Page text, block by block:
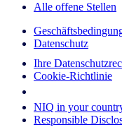
Alle offene Stellen
Datenschutz
Ihre
Cookie-Richtlinie
NIQ in your
Responsible